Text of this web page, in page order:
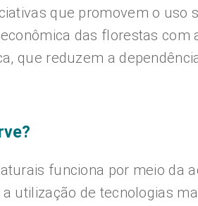
que promovem o
das florestas
que reduzem a
funciona por meio da
utilização de tecnologias